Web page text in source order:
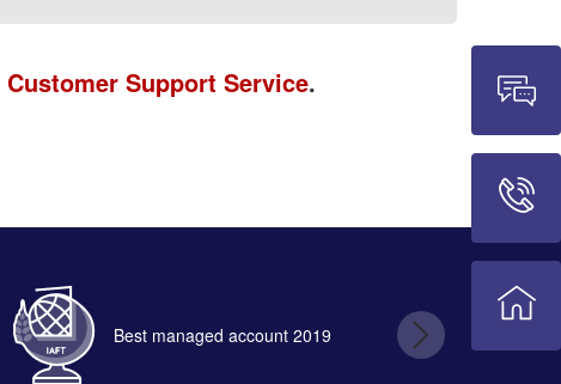
Customer Support Service.
Best managed account 2019